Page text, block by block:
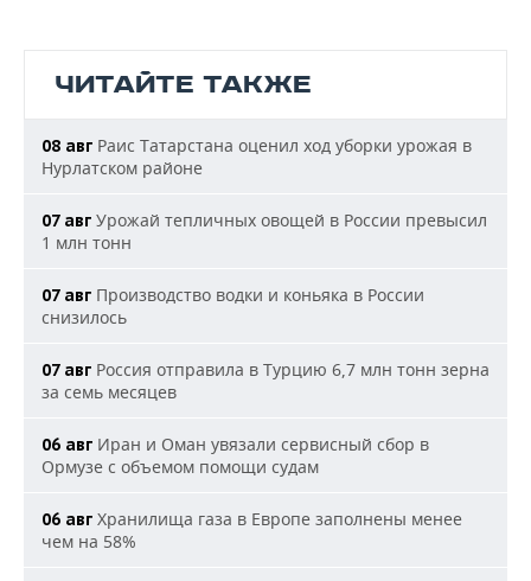
ЧИТАЙТЕ ТАКЖЕ
08 авг Раис Татарстана оценил ход уборки урожая в
Нурлатском районе
07 авг Урожай тепличных овощей в России превысил
1 млн тонн
07 авг Производство водки и коньяка в России
снизилось
07 авг Россия отправила в Турцию 6,7 млн тонн зерна
за семь месяцев
06 авг Иран и Оман увязали сервисный сбор в
Ормузе с объемом помощи судам
06 авг Хранилища газа в Европе заполнены менее
чем на 58%